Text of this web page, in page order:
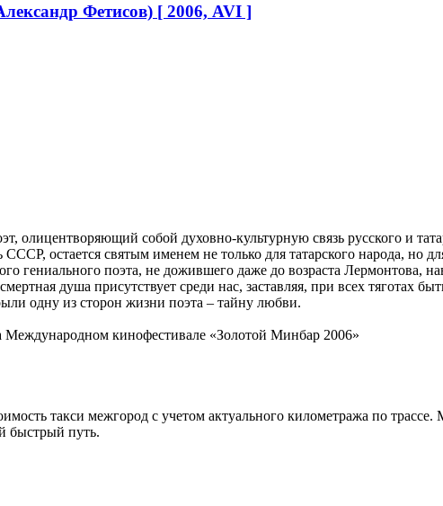
Фетисов) [ 2006, AVI ]
олицентворяющий собой духовно-культурную связь русского и
остается святым именем не только для татарского народа, но
гениального поэта, не дожившего даже до возраста Лермонтова,
душа присутствует среди нас, заставляя, при всех тяготах
одну из сторон жизни поэта – тайну любви.
кинофестивале «Золотой Минбар 2006»
такси межгород с учетом актуального километража по
быстрый путь.